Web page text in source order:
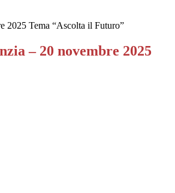
2025 Tema “Ascolta il Futuro”
– 20 novembre 2025